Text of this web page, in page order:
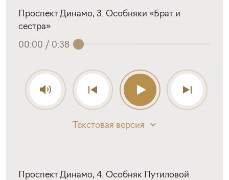
Проспект Динамо, 3. Особняки «Брат и
сестра»
00:00 / 0:38
Текстовая версия
Проспект Динамо, 4. Особняк Путиловой